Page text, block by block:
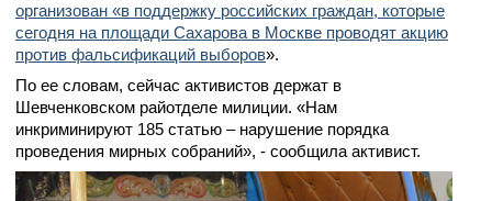
организован «в поддержку российских граждан, которые
сегодня на площади Сахарова в Москве проводят акцию
против фальсификаций выборов».
По ее словам, сейчас активистов держат в
Шевченковском райотделе милиции. «Нам
инкриминируют 185 статью – нарушение порядка
проведения мирных собраний», - сообщила активист.